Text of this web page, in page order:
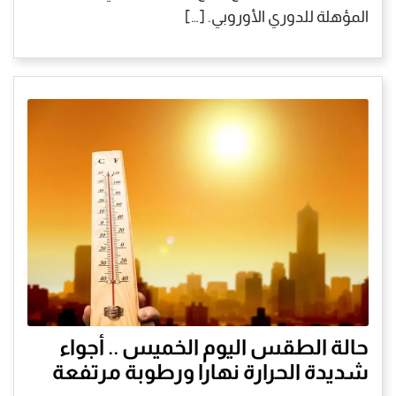
المؤهلة للدوري الأوروبي. […]
حالة الطقس اليوم الخميس .. أجواء
شديدة الحرارة نهارا ورطوبة مرتفعة